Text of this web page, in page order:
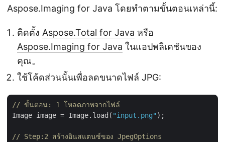
Aspose.Imaging for Java โดยทำตามขั้นตอนเหล่านี้:
ติดตั้ง Aspose.Total for Java หรือ
Aspose.Imaging for Java ในแอปพลิเคชันของ
คุณ。
ใช้โค้ดส่วนนั้นเพื่อลดขนาดไฟล์ JPG:
// ขั้นตอน: 1 โหลดภาพจากไฟล์
Image image = Image.load( "input.png" );
// Step:2 สร้างอินสแตนซ์ของ JpegOptions